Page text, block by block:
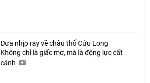
Đưa nhịp ray về châu thổ Cửu Long
Không chỉ là giấc mơ, mà là động lực cất
cánh